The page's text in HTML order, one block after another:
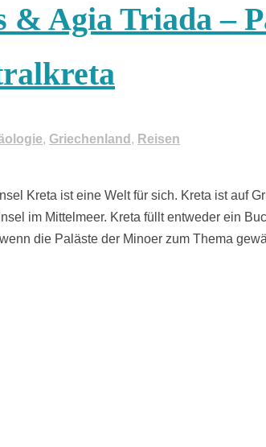
& Agia Triada –
, Griechenland , Reisen
Kreta ist eine Welt für sich. Kreta ist auf
im Mittelmeer. Kreta füllt entweder ein
die Paläste der Minoer zum Thema